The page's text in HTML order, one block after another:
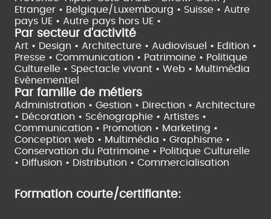
Etranger • Belgique/Luxembourg • Suisse • Autre
pays UE • Autre pays hors UE •
Par secteur d'activité
Art • Design • Architecture • Audiovisuel • Edition •
Presse • Communication • Patrimoine • Politique
Culturelle • Spectacle vivant • Web • Multimédia
Evènementiel
Par famille de métiers
Administration • Gestion • Direction • Architecture
• Décoration • Scénographie • Artistes •
Communication • Promotion • Marketing •
Conception web • Multimédia • Graphisme •
Conservation du Patrimoine • Politique Culturelle
• Diffusion • Distribution • Commercialisation
Formation courte/certifiante: